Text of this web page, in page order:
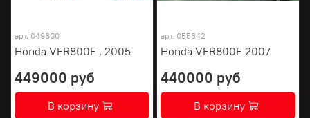
арт. 049600
Honda VFR800F , 2005
449000 руб
В корзину
арт. 055642
Honda VFR800F 2007
440000 руб
В корзину